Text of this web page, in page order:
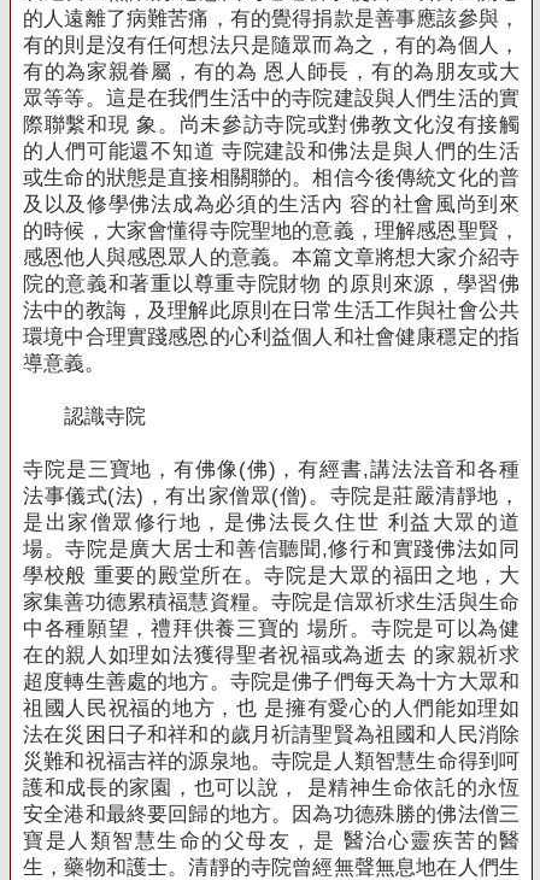
的人遠離了病難苦痛，有的覺得捐款是善事應該參與，
有的則是沒有任何想法只是隨眾而為之，有的為個人，
有的為家親眷屬，有的為 恩人師長，有的為朋友或大
眾等等。 這是在我們生活中的寺院建設與人們生活的實
際聯繫和現 象。 尚未參訪寺院或對佛教文化沒有接觸
的人們可能還不知道 寺院建設和佛法是與人們的生活
或生命的狀態是直接相關聯的。相信今後傳統文化的普
及以及修學佛法成為必須的生活內 容的社會風尚到來
的時候，大家會懂得寺院聖地的意義，理解感恩聖賢，
感恩他人與感恩眾人的意義。本篇文章將想大家介紹寺
院的意義和著重以尊重寺院財物 的原則來源，學習佛
法中的教誨，及理解此原則在日常生活工作與社會公共
環境中合理實踐感恩的心利益個人和社會健康穩定的指
導意義。
認識寺院
寺院是三寶地，有佛像(佛)，有經書,講法法音和各種
法事儀式(法)，有出家僧眾(僧)。 寺院是莊嚴清靜地，
是出家僧眾修行地，是佛法長久住世 利益大眾的道
場。寺院是廣大居士和善信聽聞,修行和實踐佛法如同
學校般 重要的殿堂所在。寺院是大眾的福田之地，大
家集善功德累積福慧資糧。寺院是信眾祈求生活與生命
中各種願望，禮拜供養三寶的 場所。 寺院是可以為健
在的親人如理如法獲得聖者祝福或為逝去 的家親祈求
超度轉生善處的地方。 寺院是佛子們每天為十方大眾和
祖國人民祝福的地方，也 是擁有愛心的人們能如理如
法在災困日子和祥和的歲月祈請聖賢為祖國和人民消除
災難和祝福吉祥的源泉地。寺院是人類智慧生命得到呵
護和成長的家園，也可以說， 是精神生命依託的永恆
安全港和最終要回歸的地方。 因為功德殊勝的佛法僧三
寶是人類智慧生命的父母友，是 醫治心靈疾苦的醫
生，藥物和護士。清靜的寺院曾經無聲無息地在人們生